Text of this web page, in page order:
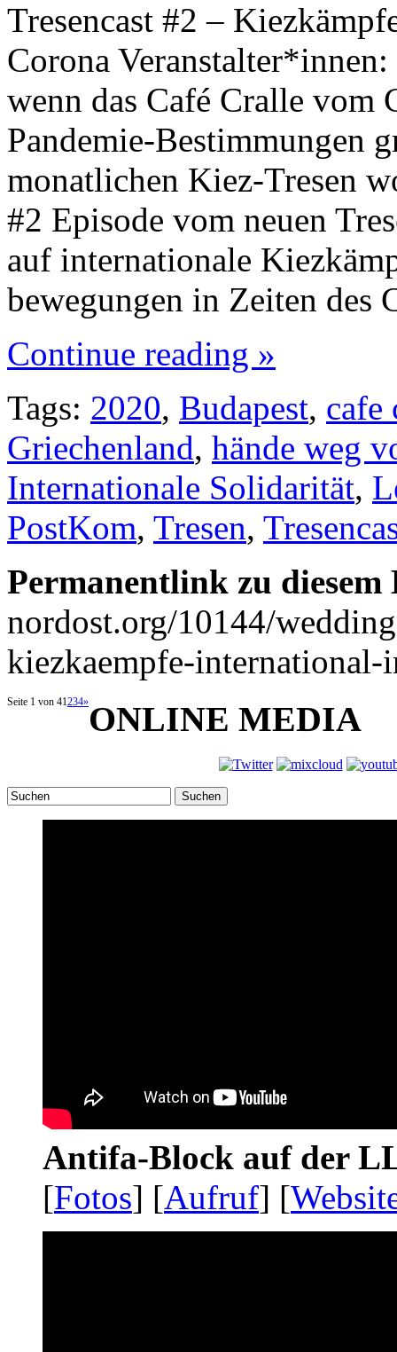
Tresencast #2 –
Corona
wenn das Café Cralle
Pandemie-Bestimmungen
monatlichen Kiez-Tresen
#2 Episode vom neuen
auf internationale
bewegungen in Zeiten
Continue reading »
Tags: 2020, Budapest, cafe
Griechenland, hände weg
Internationale Solidarität,
PostKom, Tresen,
Permanentlink zu
nordost.org/10144/
kiezkaempfe-
Seite 1 von 41234»ONLINE MEDIA
Suchen
Antifa-Block auf der
[Fotos] [Aufruf] [